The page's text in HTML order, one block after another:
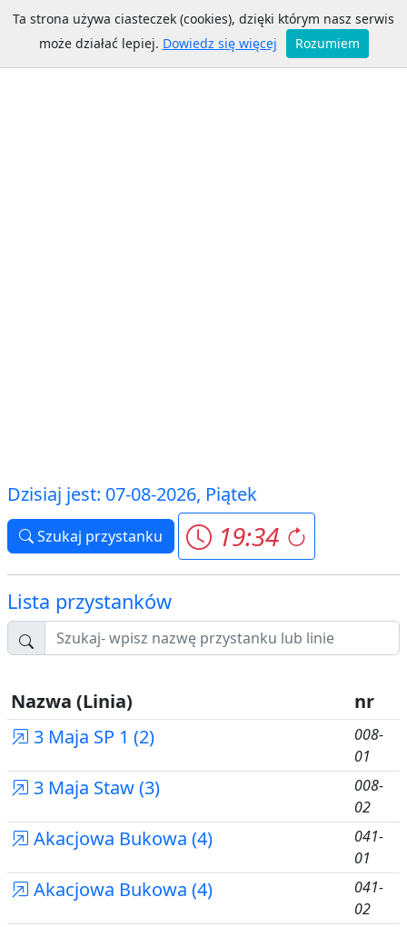
Ostrów Mazowiecka ZGK
Dzisiaj jest: 07-08-2026, Piątek
Szukaj przystanku 19:34
Lista przystanków
Nazwa (Linia)
nr
3 Maja SP 1 (2)
008-
01
3 Maja Staw (3)
008-
02
Akacjowa Bukowa (4)
041-
01
Akacjowa Bukowa (4)
041-
02
Ta strona używa ciasteczek (cookies), dzięki którym nasz serwis
może działać lepiej. Dowiedz się więcej Rozumiem